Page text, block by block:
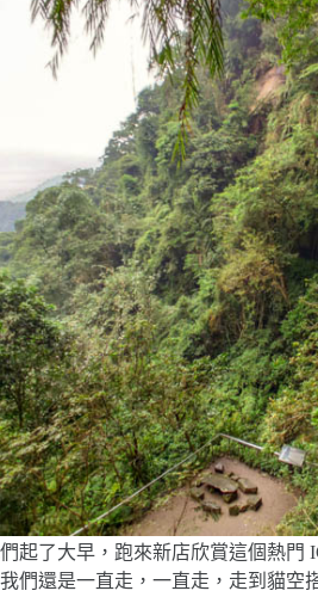
起了大早，跑來新店欣賞這個熱門
們還是一直走，一直走，走到貓